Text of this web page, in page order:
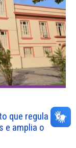
que regula o
e amplia o